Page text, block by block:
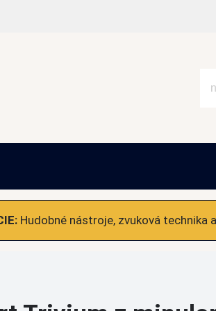
Hudobné nástroje, zvuková technika